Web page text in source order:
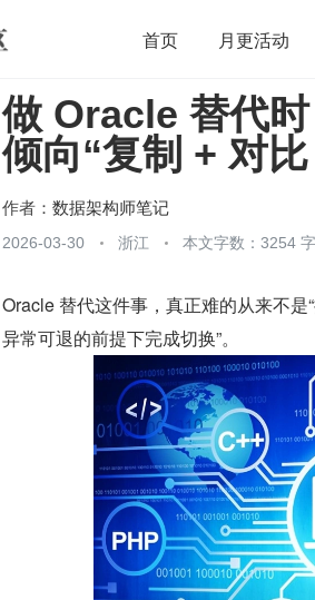
首页 月更活动
开源 架构 OpenHarmony
团队管理 程序员 运维
做 Oracle 替代
倾向“复制 + 对
作者： 数据架构师笔记
2026-03-30 浙江 本文字数：3254 字
Oracle 替代这件事，真正难的从来不是
异常可退的前提下完成切换”。